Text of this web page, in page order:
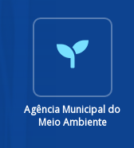
DOM - Diário
Oficial do
Município
Plataforma
Agência Municipal do
Meio Ambiente